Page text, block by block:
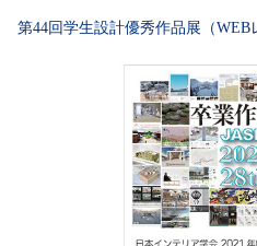
第44回学生設計優秀作品展（